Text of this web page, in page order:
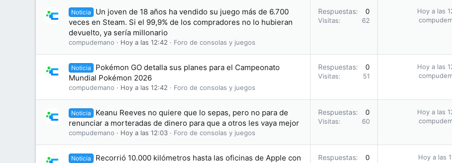
Noticia
Un joven de 18 años ha vendido su juego más de 6.700
veces en Steam. Si el 99,9% de los compradores no lo hubieran
devuelto, ya sería millonario
compudemano Hoy a las 12:42 Foro de consolas y juegos
Respuestas 0
Visitas 62
Hoy a las
Noticia
Pokémon GO detalla sus planes para el Campeonato
Mundial Pokémon 2026
compudemano Hoy a las 12:42 Foro de consolas y juegos
Respuestas 0
Visitas 51
Hoy a las
Noticia
Keanu Reeves no quiere que lo sepas, pero no para de
renunciar a morteradas de dinero para que a otros les vaya mejor
compudemano Hoy a las 12:03 Foro de consolas y juegos
Respuestas 0
Visitas 60
Hoy a las
Noticia
Recorrió 10.000 kilómetros hasta las oficinas de Apple con
Respuestas 0
Hoy a las